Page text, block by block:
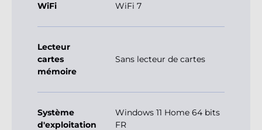
WiFi WiFi 7
Lecteur
cartes
mémoire
Sans lecteur de cartes
Système
d'exploitation
Windows 11 Home 64 bits
FR